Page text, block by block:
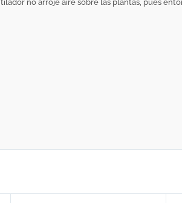
no arroje aire sobre las plantas, pues